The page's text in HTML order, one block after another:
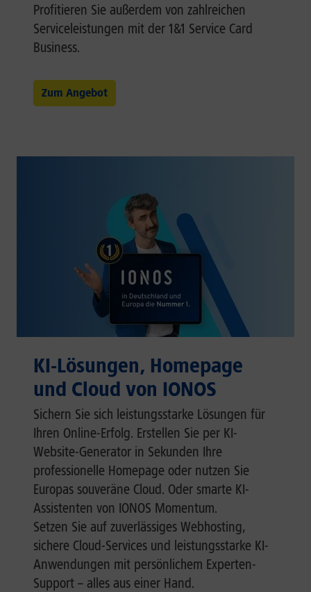
Profitieren Sie außerdem von zahlreichen
Serviceleistungen mit der 1&1 Service Card
Business.
Zum Angebot
KI-Lösungen, Homepage
und Cloud von IONOS
Sichern Sie sich leistungsstarke Lösungen für
Ihren Online-Erfolg. Erstellen Sie per KI-
Website-Generator in Sekunden Ihre
professionelle Homepage oder nutzen Sie
Europas souveräne Cloud. Oder smarte KI-
Assistenten von IONOS Momentum.
Setzen Sie auf zuverlässiges Webhosting,
sichere Cloud-Services und leistungsstarke KI-
Anwendungen mit persönlichem Experten-
Support – alles aus einer Hand.